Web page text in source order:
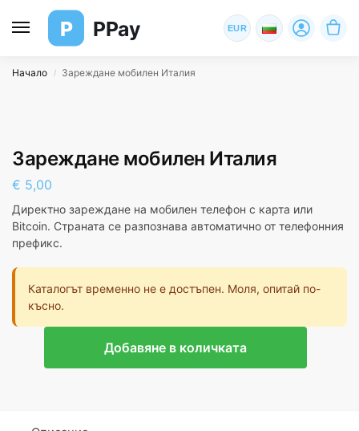
P PPay EUR
Начало / Зареждане мобилен Италия
Зареждане мобилен Италия
€ 5,00
Директно зареждане на мобилен телефон с карта или
Bitcoin. Страната се разпознава автоматично от телефонния
префикс.
Каталогът временно не е достъпен. Моля, опитай по-
късно.
Добавяне в количката